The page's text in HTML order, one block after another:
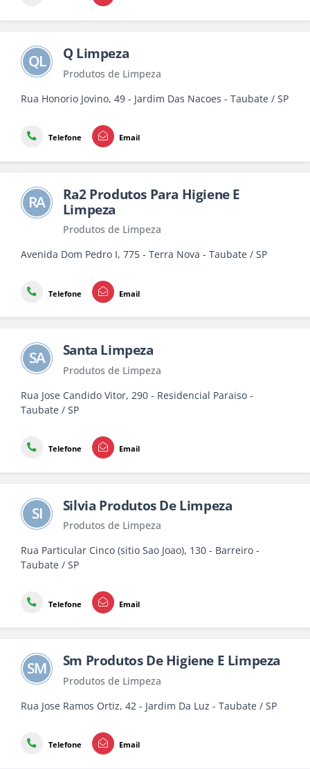
QL Q Limpeza
Produtos de Limpeza
Rua Honorio Jovino, 49 - Jardim Das Nacoes - Taubate / SP
Telefone Email
RA
Ra2 Produtos Para Higiene E
Limpeza
Produtos de Limpeza
Avenida Dom Pedro I, 775 - Terra Nova - Taubate / SP
Telefone Email
SA Santa Limpeza
Produtos de Limpeza
Rua Jose Candido Vitor, 290 - Residencial Paraiso -
Taubate / SP
Telefone Email
SI Silvia Produtos De Limpeza
Produtos de Limpeza
Rua Particular Cinco (sitio Sao Joao), 130 - Barreiro -
Taubate / SP
Telefone Email
SM Sm Produtos De Higiene E Limpeza
Produtos de Limpeza
Rua Jose Ramos Ortiz, 42 - Jardim Da Luz - Taubate / SP
Telefone Email